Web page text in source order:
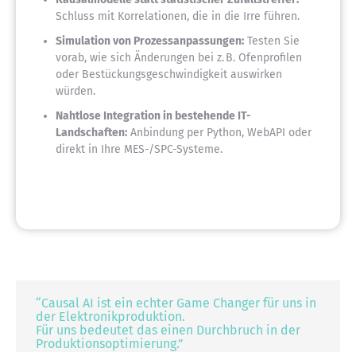
Schluss mit Korrelationen, die in die Irre führen.
Simulation von Prozessanpassungen: Testen Sie
vorab, wie sich Änderungen bei z. B. Ofenprofilen
oder Bestückungsgeschwindigkeit auswirken
würden.
Nahtlose Integration in bestehende IT-
Landschaften: Anbindung per Python, WebAPI oder
direkt in Ihre MES-/SPC-Systeme.
“Causal AI ist ein echter Game Changer für uns in
der Elektronikproduktion.
Für uns bedeutet das einen Durchbruch in der
Produktionsoptimierung.”